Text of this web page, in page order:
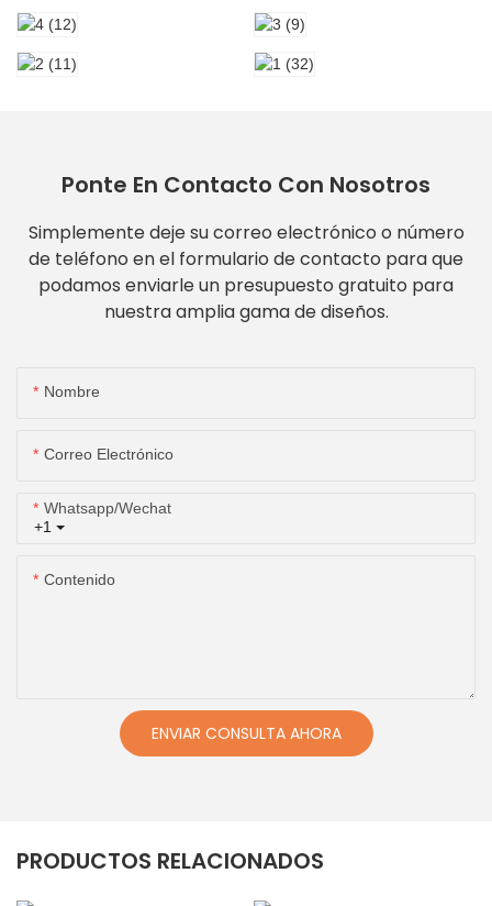
Ponte En Contacto Con Nosotros
Simplemente deje su correo electrónico o número
de teléfono en el formulario de contacto para que
podamos enviarle un presupuesto gratuito para
nuestra amplia gama de diseños.
Nombre
Correo Electrónico
+1
Whatsapp/wechat
Contenido
ENVIAR CONSULTA AHORA
PRODUCTOS RELACIONADOS